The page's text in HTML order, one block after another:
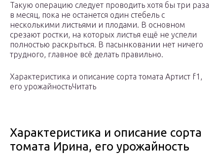
Такую операцию следует проводить хотя бы три раза
в месяц, пока не останется один стебель с
несколькими листьями и плодами. В основном
срезают ростки, на которых листья ещё не успели
полностью раскрыться. В пасынковании нет ничего
трудного, главное всё делать правильно.
Характеристика и описание сорта томата Артист f1,
его урожайностьЧитать
Характеристика и описание сорта
томата Ирина, его урожайность